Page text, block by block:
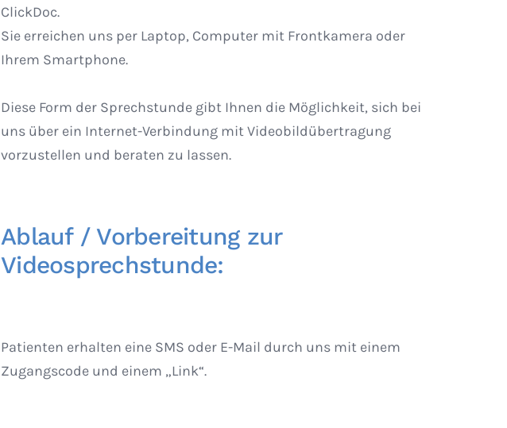
ClickDoc.
Sie erreichen uns per Laptop, Computer mit Frontkamera oder
Ihrem Smartphone.
Diese Form der Sprechstunde gibt Ihnen die Möglichkeit, sich bei
uns über ein Internet-Verbindung mit Videobildübertragung
vorzustellen und beraten zu lassen.
Ablauf / Vorbereitung zur
Videosprechstunde:
Patienten erhalten eine SMS oder E-Mail durch uns mit einem
Zugangscode und einem „Link“.